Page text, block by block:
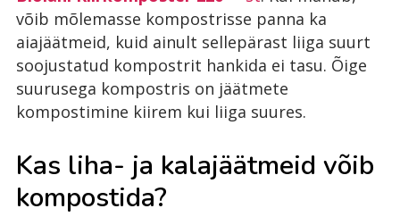
võib mõlemasse kompostrisse panna ka
aiajäätmeid, kuid ainult sellepärast liiga suurt
soojustatud kompostrit hankida ei tasu. Õige
suurusega kompostris on jäätmete
kompostimine kiirem kui liiga suures.
Kas liha- ja kalajäätmeid võib
kompostida?